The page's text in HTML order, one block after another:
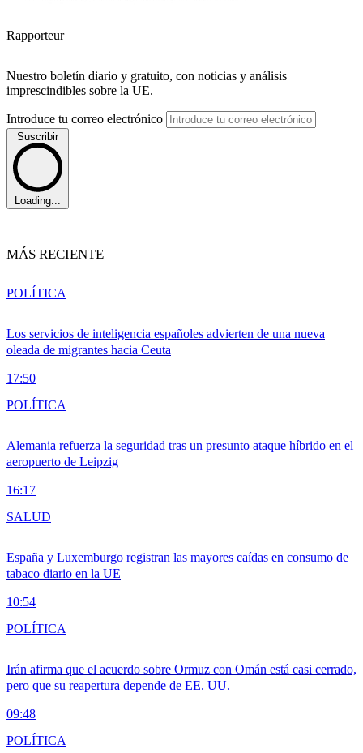
Rapporteur
Nuestro boletín diario y gratuito, con noticias y análisis
imprescindibles sobre la UE.
Introduce tu correo electrónico
Suscribir
Loading...
MÁS RECIENTE
Los servicios de inteligencia españoles advierten de una nueva
oleada de migrantes hacia Ceuta
17:50
POLÍTICA
Alemania refuerza la seguridad tras un presunto ataque híbrido en el
aeropuerto de Leipzig
16:17
POLÍTICA
España y Luxemburgo registran las mayores caídas en consumo de
tabaco diario en la UE
10:54
SALUD
Irán afirma que el acuerdo sobre Ormuz con Omán está casi cerrado,
pero que su reapertura depende de EE. UU.
09:48
POLÍTICA
POLÍTICA